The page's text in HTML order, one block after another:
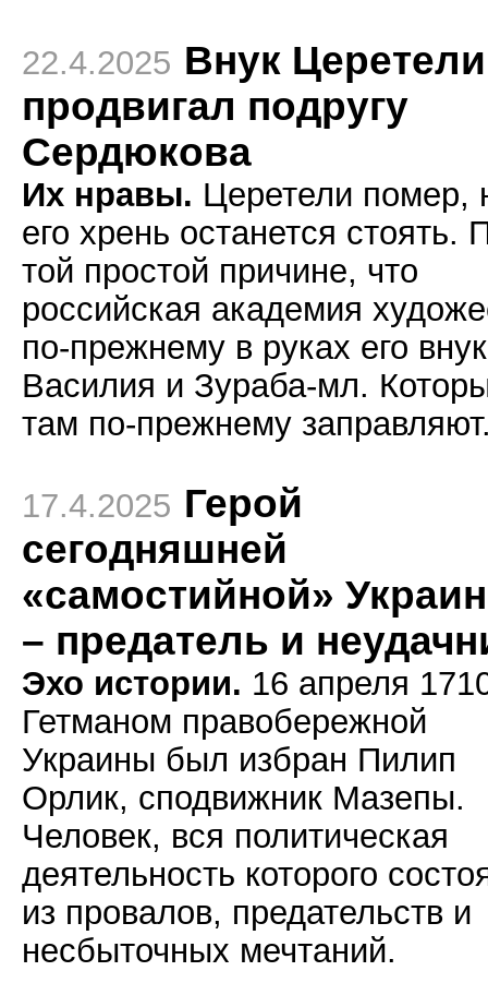
22.4.2025 Внук Церетели
продвигал подругу
Сердюкова
Их нравы. Церетели помер,
его хрень останется стоять.
той простой причине, что
российская академия
по-прежнему в руках его
Василия и Зураба-мл.
там по-прежнему
17.4.2025 Герой
сегодняшней
«самостийной»
– предатель и
Эхо истории. 16 апреля
Гетманом правобережной
Украины был избран Пилип
Орлик, сподвижник Мазепы.
Человек, вся политическая
деятельность которого
из провалов, предательств и
несбыточных мечтаний.